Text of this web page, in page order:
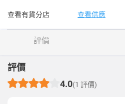
查看有貨分店 查看供應
評價
評價
4.0(1 評價)